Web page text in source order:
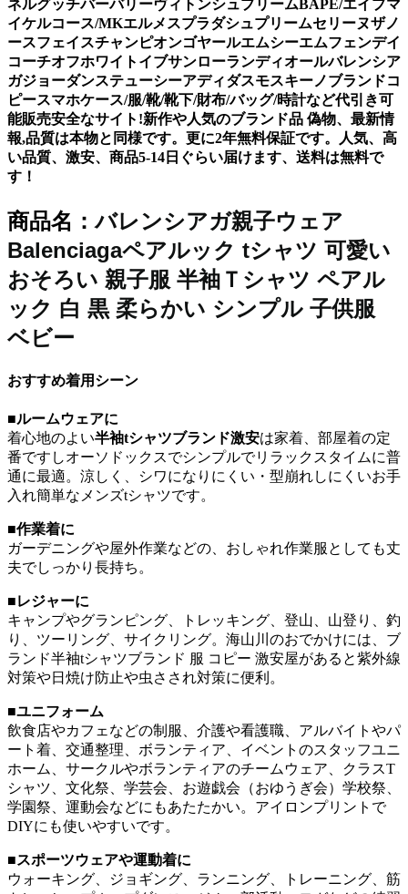
ネルグッチバーバリーヴィトンシュプリームBAPE/エイプマ
イケルコース/MKエルメスプラダシュプリームセリーヌザノ
ースフェイスチャンピオンゴヤールエムシーエムフェンデイ
コーチオフホワイトイブサンローランディオールバレンシア
ガジョーダンステューシーアディダスモスキーノブランドコ
ピースマホケース/服/靴/靴下/財布/バッグ/時計など代引き可
能販売安全なサイト!新作や人気のブランド品 偽物、最新情
報,品質は本物と同様です。更に2年無料保証です。人気、高
い品質、激安、商品5-14日ぐらい届けます、送料は無料で
す！
商品名：バレンシアガ親子ウェア
Balenciagaペアルック tシャツ 可愛い
おそろい 親子服 半袖Ｔシャツ ペアル
ック 白 黒 柔らかい シンプル 子供服
ベビー
おすすめ着用シーン
■ルームウェアに
着心地のよい半袖tシャツブランド激安は家着、部屋着の定
番ですしオーソドックスでシンプルでリラックスタイムに普
通に最適。涼しく、シワになりにくい・型崩れしにくいお手
入れ簡単なメンズtシャツです。
■作業着に
ガーデニングや屋外作業などの、おしゃれ作業服としても丈
夫でしっかり長持ち。
■レジャーに
キャンプやグランピング、トレッキング、登山、山登り、釣
り、ツーリング、サイクリング。海山川のおでかけには、ブ
ランド半袖tシャツブランド 服 コピー 激安屋があると紫外線
対策や日焼け防止や虫さされ対策に便利。
■ユニフォーム
飲食店やカフェなどの制服、介護や看護職、アルバイトやパ
ート着、交通整理、ボランティア、イベントのスタッフユニ
ホーム、サークルやボランティアのチームウェア、クラスT
シャツ、文化祭、学芸会、お遊戯会（おゆうぎ会）学校祭、
学園祭、運動会などにもあたたかい。アイロンプリントで
DIYにも使いやすいです。
■スポーツウェアや運動着に
ウォーキング、ジョギング、ランニング、トレーニング、筋